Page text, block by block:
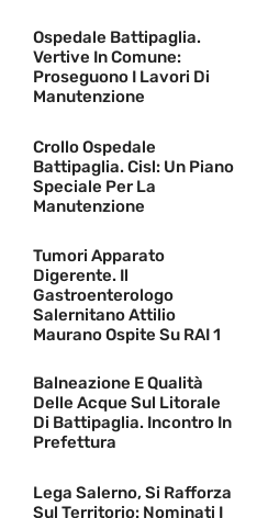
Ospedale Battipaglia.
Vertive In Comune:
Proseguono I Lavori Di
Manutenzione
Crollo Ospedale
Battipaglia. Cisl: Un Piano
Speciale Per La
Manutenzione
Tumori Apparato
Digerente. Il
Gastroenterologo
Salernitano Attilio
Maurano Ospite Su RAI 1
Balneazione E Qualità
Delle Acque Sul Litorale
Di Battipaglia. Incontro In
Prefettura
Lega Salerno, Si Rafforza
Sul Territorio: Nominati I